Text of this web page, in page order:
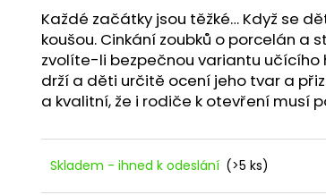
z
5
hvězdiček.
Každé začátky jsou těžké… Když se
koušou. Cinkání zoubků o porcelán a
zvolíte-li bezpečnou variantu učícího
drží a děti určitě ocení jeho tvar a
a kvalitní, že i rodiče k otevření musí
Skladem - ihned k odeslání (>5 ks)